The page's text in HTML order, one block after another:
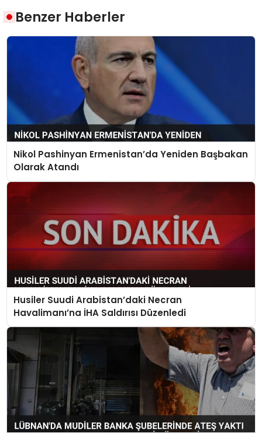
Benzer Haberler
Nikol Pashinyan Ermenistan’da Yeniden Başbakan
Olarak Atandı
Husiler Suudi Arabistan’daki Necran
Havalimanı’na İHA Saldırısı Düzenledi